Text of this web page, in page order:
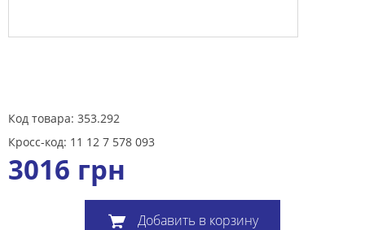
Код товара: 353.292
Кросс-код: 11 12 7 578 093
3016 грн
Добавить в корзину